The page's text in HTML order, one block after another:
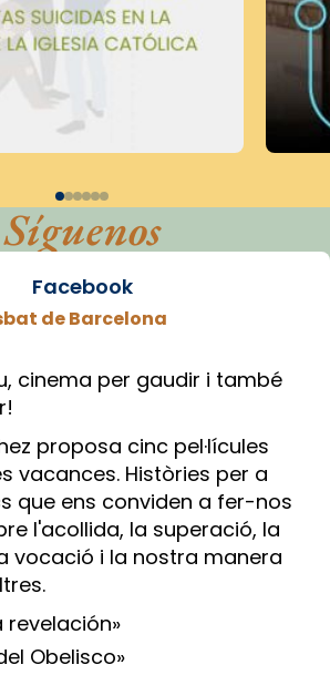
Síguenos
Facebook
de Barcelona
cinema per gaudir i també
proposa cinc pel·lícules
vacances. Històries per a
que ens conviden a fer-nos
l'acollida, la superació, la
vocació i la nostra manera
revelación»
Obelisco»